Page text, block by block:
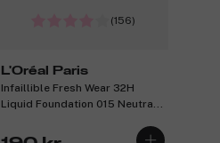
(156)
L'Oréal Paris
Infaillible Fresh Wear 32H
Liquid Foundation 015 Neutral